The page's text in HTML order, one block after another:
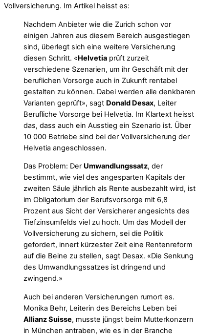
Vollversicherung. Im Artikel heisst es:
Nachdem Anbieter wie die Zurich schon vor
einigen Jahren aus diesem Bereich ausgestiegen
sind, überlegt sich eine weitere Versicherung
diesen Schritt. «Helvetia prüft zurzeit
verschiedene Szenarien, um ihr Geschäft mit der
beruflichen Vorsorge auch in Zukunft rentabel
gestalten zu können. Dabei werden alle denkbaren
Varianten geprüft», sagt Donald Desax, Leiter
Berufliche Vorsorge bei Helvetia. Im Klartext heisst
das, dass auch ein Ausstieg ein Szenario ist. Über
10 000 Betriebe sind bei der Vollversicherung der
Helvetia angeschlossen.
Das Problem: Der Umwandlungssatz, der
bestimmt, wie viel des angesparten Kapitals der
zweiten Säule jährlich als Rente ausbezahlt wird, ist
im Obligatorium der Berufsvorsorge mit 6,8
Prozent aus Sicht der Versicherer angesichts des
Tiefzinsumfelds viel zu hoch. Um das Modell der
Vollversicherung zu sichern, sei die Politik
gefordert, innert kürzester Zeit eine Rentenreform
auf die Beine zu stellen, sagt Desax. «Die Senkung
des Umwandlungssatzes ist dringend und
zwingend.»
Auch bei anderen Versicherungen rumort es.
Monika Behr, Leiterin des Bereichs Leben bei
Allianz Suisse, musste jüngst beim Mutterkonzern
in München antraben, wie es in der Branche